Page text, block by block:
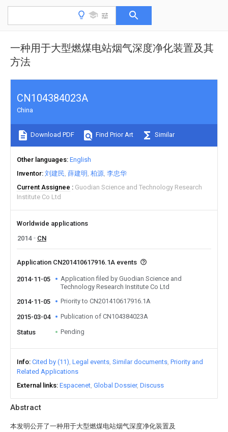
一种用于大型燃煤电站烟气深度净化装置及其
方法
Abstract
本发明公开了一种用于大型燃煤电站烟气深度净化装置及
CN104384023A
China
Download PDF Find Prior Art Similar
Other languages English
Inventor 刘建民 薛建明 柏源 李忠华
Current Assignee
Guodian Science and Technology Research
Institute Co Ltd
Worldwide applications
2014
CN
Application CN201410617916.1A events
2014-11-05
Application filed by Guodian Science and
Technology Research Institute Co Ltd
2014-11-05
Priority to CN201410617916.1A
2015-03-04 Publication of CN104384023A
Status Pending
Info Cited by (11) Legal events Similar documents Priority and
Related Applications
External links Espacenet Global Dossier Discuss